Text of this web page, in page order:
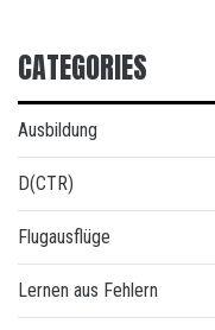
CATEGORIES
Ausbildung
D(CTR)
Flugausflüge
Lernen aus Fehlern